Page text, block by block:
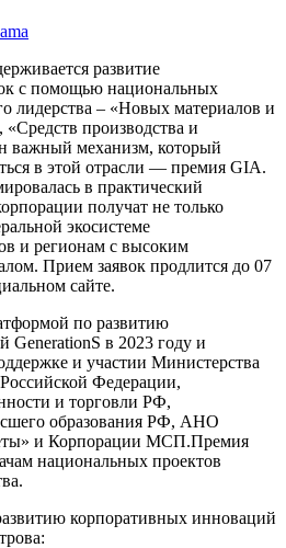
развитие
с помощью национальных
лидерства – «Новых материалов и
«Средств производства и
важный механизм, который
в этой отрасли — премия GIA.
в практический
получат не только
экосистеме
и регионам с высоким
Прием заявок продлится до 07
сайте.
по развитию
GenerationS в 2023 году и
и участии Министерства
Федерации,
и торговли РФ,
образования РФ, АНО
и Корпорации МСП.Премия
национальных проектов
корпоративных инноваций